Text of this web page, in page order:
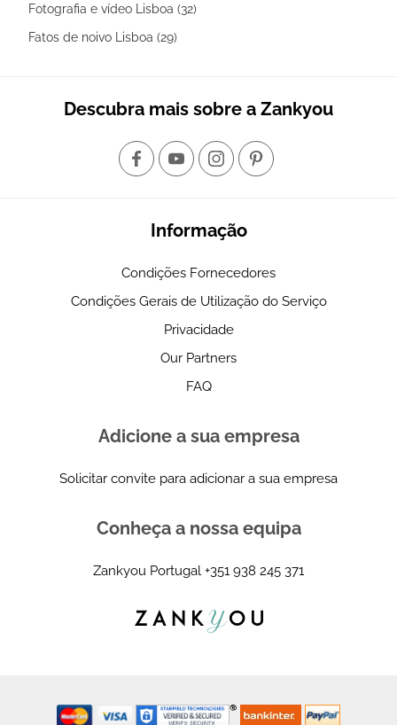
Fotografia e vídeo Lisboa (32)
Fatos de noivo Lisboa (29)
Descubra mais sobre a Zankyou
Informação
Condições Fornecedores
Condições Gerais de Utilização do Serviço
Privacidade
Our Partners
FAQ
Adicione a sua empresa
Solicitar convite para adicionar a sua empresa
Conheça a nossa equipa
Zankyou Portugal +351 938 245 371